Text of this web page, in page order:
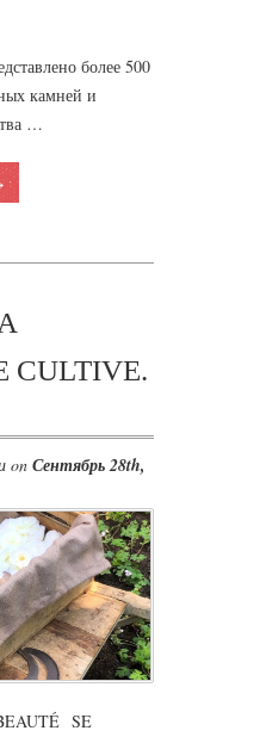
более 500
камней и
…
CULTIVE.
on Сентябрь 28th,
SE